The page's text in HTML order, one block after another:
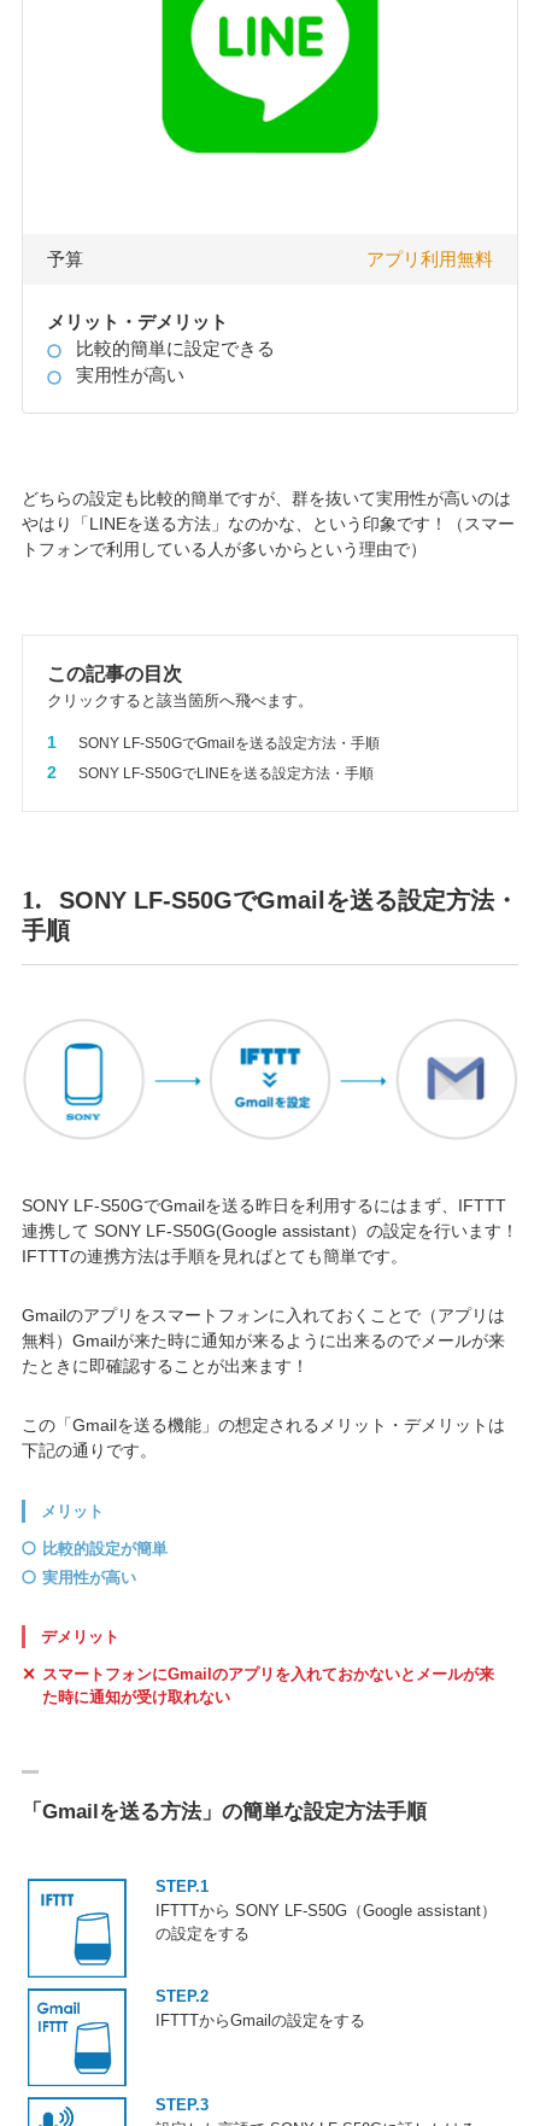
予算 アプリ利用無料
メリット・デメリット
比較的簡単に設定できる
実用性が高い
どちらの設定も比較的簡単ですが、群を抜いて実用性が高いのは
やはり「LINEを送る方法」なのかな、という印象です！（スマー
トフォンで利用している人が多いからという理由で）
この記事の目次
クリックすると該当箇所へ飛べます。
1 SONY LF-S50GでGmailを送る設定方法・手順
2 SONY LF-S50GでLINEを送る設定方法・手順
1.
SONY LF-S50GでGmailを送る設定方法・
手順
SONY LF-S50GでGmailを送る昨日を利用するにはまず、IFTTT
連携して SONY LF-S50G(Google assistant）の設定を行います！
IFTTTの連携方法は手順を見ればとても簡単です。
Gmailのアプリをスマートフォンに入れておくことで（アプリは
無料）Gmailが来た時に通知が来るように出来るのでメールが来
たときに即確認することが出来ます！
この「Gmailを送る機能」の想定されるメリット・デメリットは
下記の通りです。
メリット
比較的設定が簡単
実用性が高い
デメリット
スマートフォンにGmailのアプリを入れておかないとメールが来
た時に通知が受け取れない
「Gmailを送る方法」の簡単な設定方法手順
STEP.1
IFTTTから SONY LF-S50G（Google assistant）
の設定をする
STEP.2
IFTTTからGmailの設定をする
STEP.3